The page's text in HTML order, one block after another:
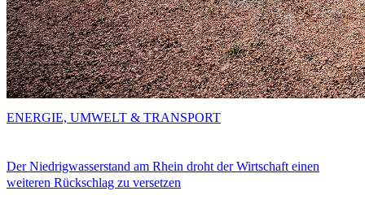
Der Niedrigwasserstand am Rhein droht der Wirtschaft einen
weiteren Rückschlag zu versetzen
ENERGIE, UMWELT & TRANSPORT